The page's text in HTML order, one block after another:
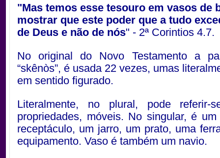
"Mas temos esse tesouro em vasos de
mostrar que este poder que a tudo
de Deus e não de nós" - 2ª Corintios 4.7.
No original do Novo Testamento a
“skênòs”, é usada 22 vezes, umas
em sentido figurado.
Literalmente, no plural, pode referir-
propriedades, móveis. No singular, é
receptáculo, um jarro, um prato, uma
equipamento. Vaso é também um navio.